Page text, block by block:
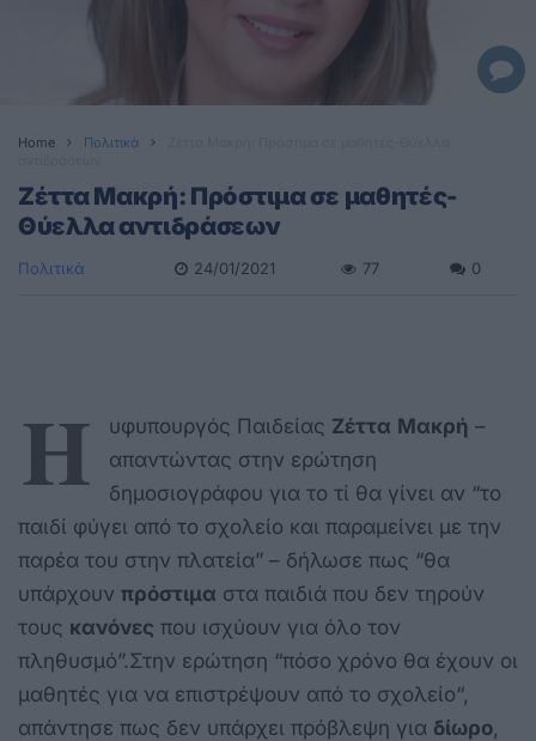
Home Πολιτικά
Ζέττα Μακρή: Πρόστιμα σε μαθητές-
Θύελλα αντιδράσεων
Πολιτικά 24/01/2021 77 0
Η υφυπουργός Παιδείας Ζέττα Μακρή –
απαντώντας στην ερώτηση
δημοσιογράφου για το τί θα γίνει αν “το
παιδί φύγει από το σχολείο και παραμείνει με την
παρέα του στην πλατεία” – δήλωσε πως “θα
υπάρχουν πρόστιμα στα παιδιά που δεν τηρούν
τους κανόνες που ισχύουν για όλο τον
πληθυσμό”.Στην ερώτηση “πόσο χρόνο θα έχουν οι
μαθητές για να επιστρέψουν από το σχολείο“,
απάντησε πως δεν υπάρχει πρόβλεψη για δίωρο